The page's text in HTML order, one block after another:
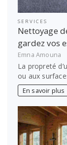
SERVICES
Nettoyage
gardez vos
Emna Amouna
La propreté
ou aux
En savoir plus